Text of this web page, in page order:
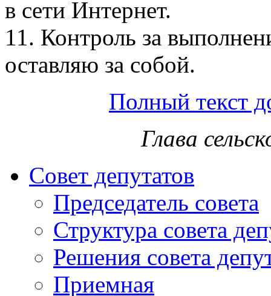
в сети Интернет.
11. Контроль за
оставляю за собой.
Полный текст
Глава
Совет депутатов
Председатель совета
Структура совета
Решения совета
Приемная